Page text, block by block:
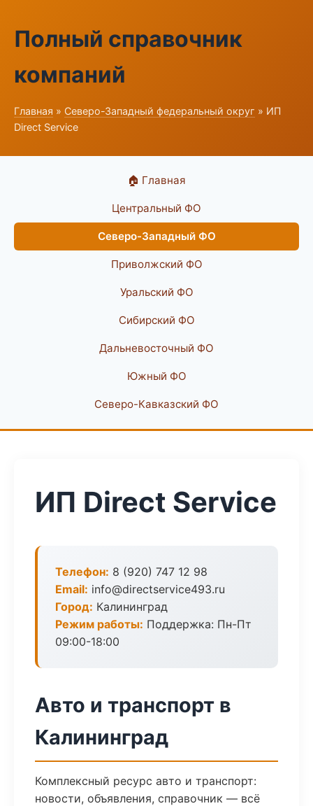
Полный справочник
компаний
Главная » Северо-Западный федеральный округ » ИП
Direct Service
🏠 Главная
Центральный ФО
Северо-Западный ФО
Приволжский ФО
Уральский ФО
Сибирский ФО
Дальневосточный ФО
Южный ФО
Северо-Кавказский ФО
ИП Direct Service
Телефон: 8 (920) 747 12 98
Email: info@directservice493.ru
Город: Калининград
Режим работы: Поддержка: Пн-Пт
09:00-18:00
Авто и транспорт в
Калининград
Комплексный ресурс авто и транспорт:
новости, объявления, справочник — всё